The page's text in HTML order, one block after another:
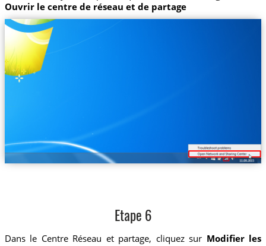
Ouvrir le centre de réseau et de partage
Etape 6
Dans le Centre Réseau et partage, cliquez sur Modifier les